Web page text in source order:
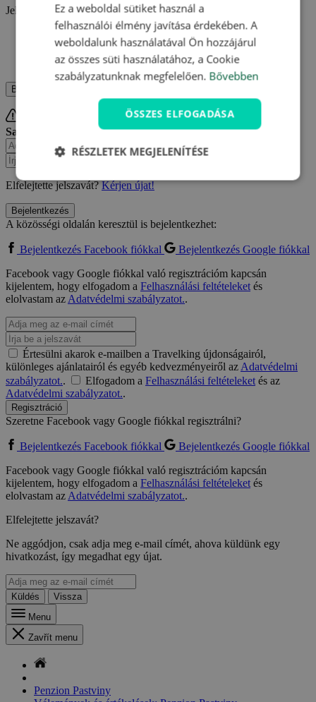
Jelentkezzen be és használja ki a Travelking minden előnyét.
Hűségpontok gyűjtése
Kedvenc ajánlatok elmentése
Vásárlások áttekintése
Bejelentkezés
Sajnáljuk, de ez a jelszó helytelen.Elfelejtette jelszavát?
Elfelejtette jelszavát?Kérjen újat!
Bejelentkezés
A közösségi oldalán keresztül is bejelentkezhet:
Bejelentkezés Facebook fiókkal
Bejelentkezés Google fiókkal
Facebook vagy Google fiókkal való regisztrációm kapcsán
kijelentem, hogy elfogadom a Felhasználási feltételeketés
elolvastam azAdatvédelmi szabályzatot..
Értesülni akarok e-mailben a Travelking újdonságairól,
különleges ajánlatairól és egyéb kedvezményeiről azAdatvédelmi
szabályzatot.. Elfogadom a Felhasználási feltételeketés az
Adatvédelmi szabályzatot..
Regisztráció
Szeretne Facebook vagy Google fiókkal regisztrálni?
Bejelentkezés Facebook fiókkal
Bejelentkezés Google fiókkal
Facebook vagy Google fiókkal való regisztrációm kapcsán
kijelentem, hogy elfogadom a Felhasználási feltételeketés
elolvastam azAdatvédelmi szabályzatot..
Elfelejtette jelszavát?
Ne aggódjon, csak adja meg e-mail címét, ahova küldünk egy
hivatkozást, így megadhat egy újat.
Küldés
Vissza
Menu
Zavřít menu
Penzion Pastviny
Ez a weboldal sütiket használ a
felhasználói élmény javítása érdekében. A
weboldalunk használatával Ön hozzájárul
az összes süti használatához, a Cookie
szabályzatunknak megfelelően. Bővebben
ÖSSZES ELFOGADÁSA
RÉSZLETEK MEGJELENÍTÉSE